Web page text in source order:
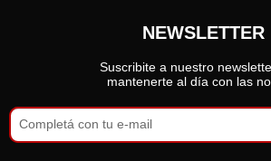
NEWSLETTER
Suscribite a nuestro
mantenerte al día con las